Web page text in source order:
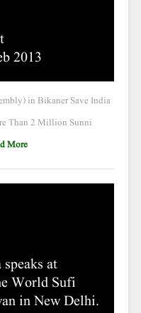
2013
in Bikaner Save India
Than 2 Million Sunni
More
at
World Sufi
in New Delhi.